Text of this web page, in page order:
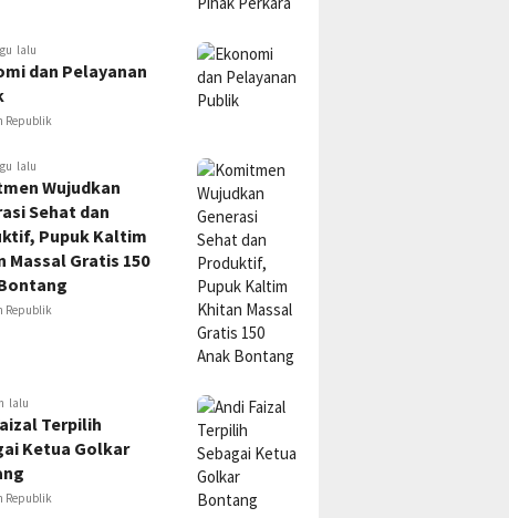
lalu
dan Pelayanan
Republik
lalu
Wujudkan
Sehat dan
Pupuk Kaltim
Massal Gratis 150
Republik
lalu
Terpilih
Ketua Golkar
Republik